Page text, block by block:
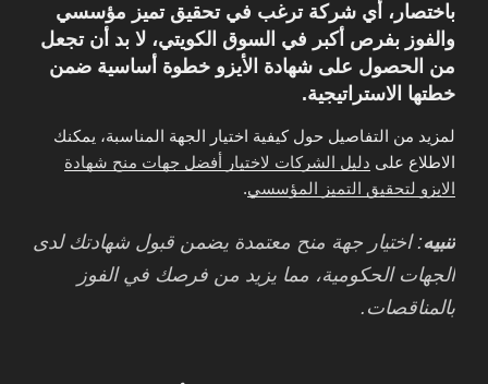
باختصار، أي شركة ترغب في تحقيق تميز مؤسسي
والفوز بفرص أكبر في السوق الكويتي، لا بد أن تجعل
من الحصول على شهادة الأيزو خطوة أساسية ضمن
خطتها الاستراتيجية.
لمزيد من التفاصيل حول كيفية اختيار الجهة المناسبة، يمكنك
الاطلاع على دليل الشركات لاختيار أفضل جهات منح شهادة
الايزو لتحقيق التميز المؤسسي.
تنبيه: اختيار جهة منح معتمدة يضمن قبول شهادتك لدى
الجهات الحكومية، مما يزيد من فرصك في الفوز
بالمناقصات.